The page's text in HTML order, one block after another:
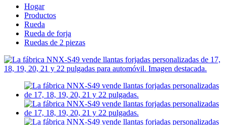
Hogar
Productos
Rueda
Rueda de forja
Ruedas de 2 piezas